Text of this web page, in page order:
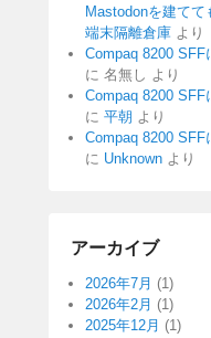
Mastodonを建て
端末隔離倉庫 より
Compaq 8200 SFF
に 名無し より
Compaq 8200 SFF
に 平朝 より
Compaq 8200 SFF
に Unknown より
アーカイブ
2026年7月 (1)
2026年2月 (1)
2025年12月 (1)